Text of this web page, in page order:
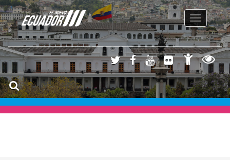
Toggle
navigation